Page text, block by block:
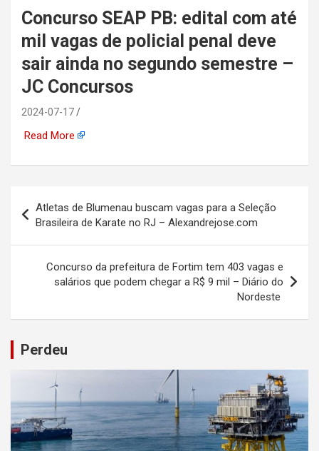
automotiva, mineração,
indústria naval, etc
Concurso SEAP PB: edital com até
mil vagas de policial penal deve
sair ainda no segundo semestre –
JC Concursos
2024-07-17
Read More
de
Post
Atletas de Blumenau buscam vagas para a Seleção
Brasileira de Karate no RJ – Alexandrejose.com
Concurso da prefeitura de Fortim tem 403 vagas e
salários que podem chegar a R$ 9 mil – Diário do
Nordeste
Perdeu